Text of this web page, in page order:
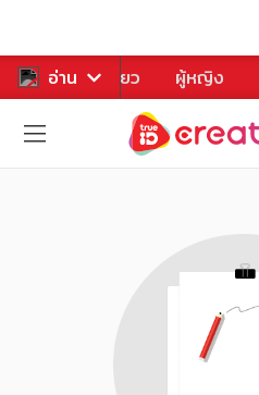
อ่าน
หาร ท่องเที่ยว ผู้หญิง